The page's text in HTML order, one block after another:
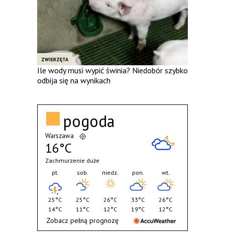
ZWIERZĘTA
Ile wody musi wypić świnia? Niedobór szybko
odbija się na wynikach
pogoda
Warszawa
16°C
Zachmurzenie duże
pt.
25°C
14°C
sob.
25°C
11°C
niedz.
26°C
12°C
pon.
33°C
19°C
wt.
26°C
12°C
Zobacz pełną prognozę